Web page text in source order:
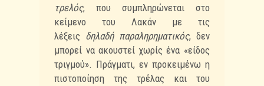
τρελός, που συμπληρώνεται στο
κείμενο του Λακάν με τις
λέξεις δηλαδή παραληρηματικός, δεν
μπορεί να ακουστεί χωρίς ένα «είδος
τριγμού». Πράγματι, εν προκειμένω η
πιστοποίηση της τρέλας και του